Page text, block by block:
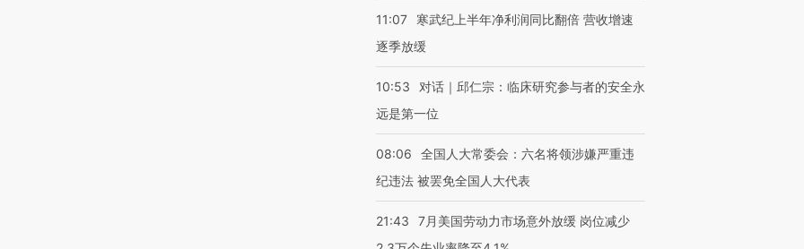
11:07
寒武纪上半年净利润同比翻倍 营收增速
逐季放缓
10:53
对话｜邱仁宗：临床研究参与者的安全永
远是第一位
08:06
全国人大常委会：六名将领涉嫌严重违
纪违法 被罢免全国人大代表
21:43
7月美国劳动力市场意外放缓 岗位减少